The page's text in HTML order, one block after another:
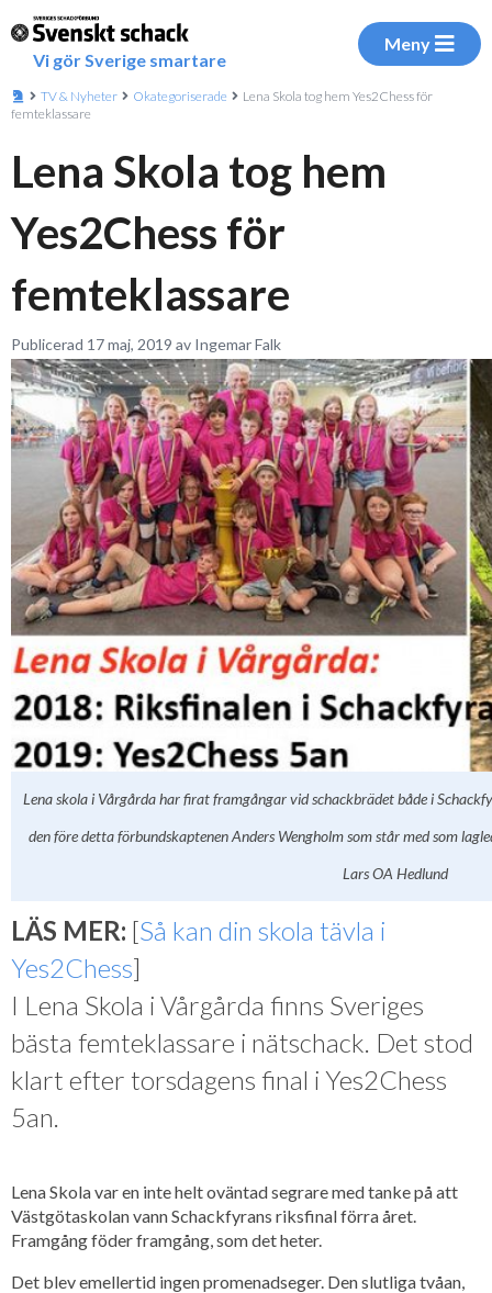
Vi gör Sverige smartare
Meny
TV & Nyheter Okategoriserade
Lena Skola tog hem Yes2Chess för
femteklassare
Lena Skola tog hem
Yes2Chess för
femteklassare
Publicerad 17 maj, 2019 av Ingemar Falk
Lena skola i Vårgårda har firat framgångar vid schackbrädet både i
den före detta förbundskaptenen Anders Wengholm som står med som
Lars OA Hedlund
LÄS MER: [Så kan din skola tävla i
Yes2Chess]
I Lena Skola i Vårgårda finns Sveriges
bästa femteklassare i nätschack. Det stod
klart efter torsdagens final i Yes2Chess
5an.
Lena Skola var en inte helt oväntad segrare med tanke på att
Västgötaskolan vann Schackfyrans riksfinal förra året.
Framgång föder framgång, som det heter.
Det blev emellertid ingen promenadseger. Den slutliga tvåan,